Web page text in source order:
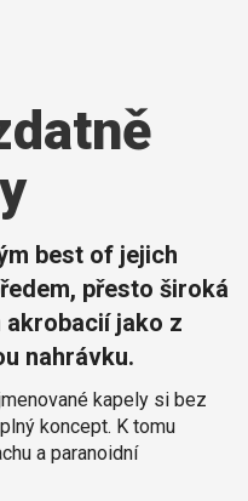
best of jejich
přesto široká
jako z
nahrávku.
kapely si bez
koncept. K tomu
a paranoidní